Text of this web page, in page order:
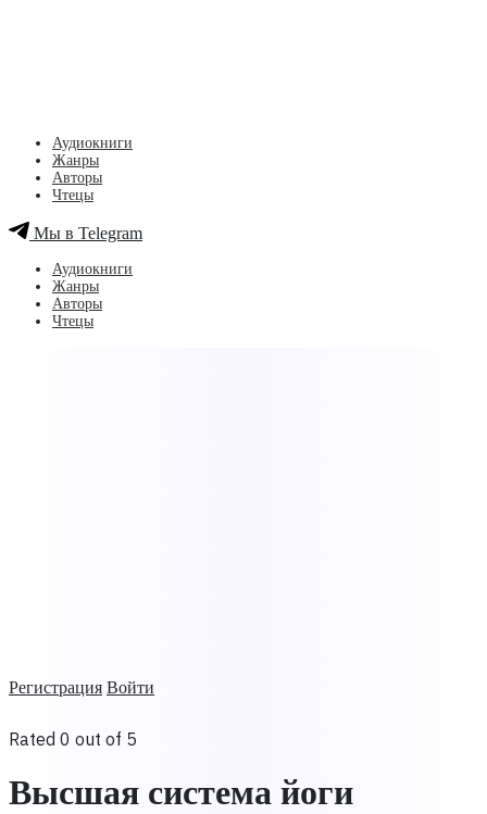
Регистрация Войти
Аудиокниги
Жанры
Авторы
Чтецы
Мы в Telegram
Аудиокниги
Жанры
Авторы
Чтецы
Rated 0 out of 5
Высшая система йоги